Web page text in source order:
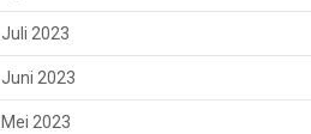
Juli 2023
Juni 2023
Mei 2023